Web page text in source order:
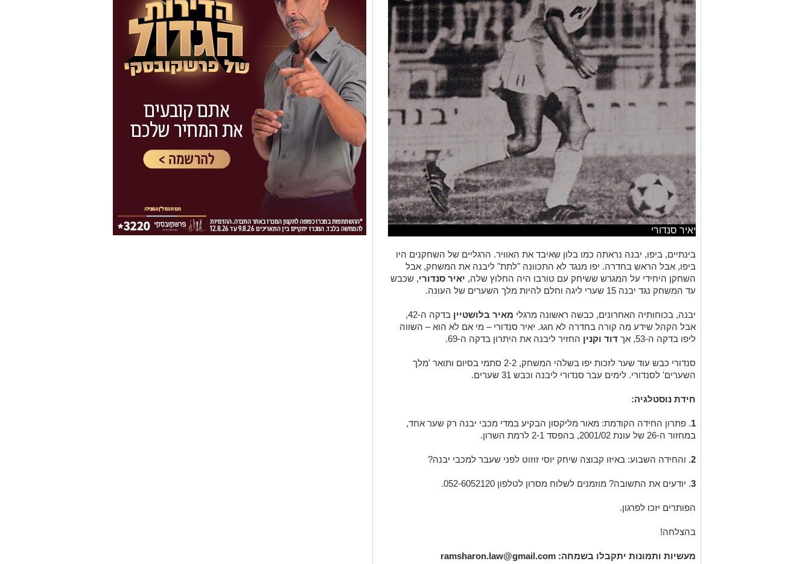
יאיר סנדורי
בינתיים, ביפו, יבנה נראתה כמו בלון שאיבד את האוויר. הרגליים של השחקנים היו
ביפו, אבל הראש בחדרה. יפו מנגד לא התכוונה "לתת" ליבנה את המשחק, אבל
השחקן היחידי על המגרש ששיחק עם טורבו היה החלוץ שלה, יאיר סנדורי, שכבש
עד המשחק נגד יבנה 15 שערי ליגה וחלם להיות מלך השערים של העונה.
יבנה, בכוחותיה האחרונים, כבשה ראשונה מרגלי מאיר בלושטיין
בדקה ה-42,
אבל הקהל שידע מה קורה בחדרה לא חגג. יאיר סנדורי – מי אם לא הוא – השווה
ליפו בדקה ה-53, אך
דוד וקנין החזיר ליבנה את היתרון בדקה ה-69.
סנדורי כבש עוד שער לזכות יפו בשלהי המשחק, 2-2 סתמי בסיום ותואר 'מלך
השערים' לסנדורי. לימים עבר סנדורי ליבנה וכבש 31 שערים.
חידת נוסטלגיה:
1. פתרון החידה הקודמת: מאור מליקסון הבקיע במדי מכבי יבנה רק שער אחד,
במחזור ה-26 של עונת 2001/02, בהפסד 2-1 לרמת השרון.
2. והחידה השבוע: באיזו קבוצה שיחק יוסי זוזוט לפני שעבר למכבי יבנה?
3. יודעים את התשובה? מוזמנים לשלוח מסרון לטלפון 052-6052120.
הפותרים יזכו לפרגון.
בהצלחה!
מעשיות ותמונות יתקבלו בשמחה: ramsharon.law@gmail.com